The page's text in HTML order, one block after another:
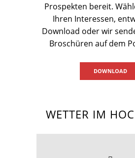
Prospekten bereit.
Ihren Interessen,
Download oder wir
Broschüren auf dem
DOWNLOAD
WETTER IM